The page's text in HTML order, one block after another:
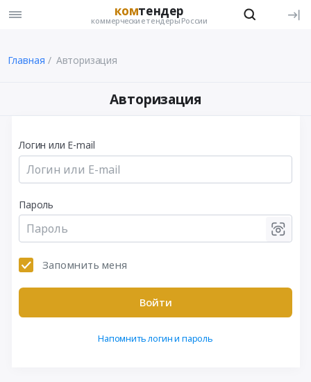
комтендер
коммерческие тендеры России
Главная Авторизация
Авторизация
Логин или E-mail
Пароль
Запомнить меня
Войти
Напомнить логин и пароль